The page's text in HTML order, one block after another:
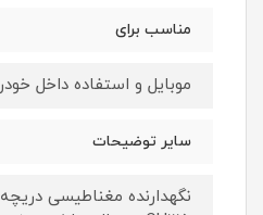
مناسب برای
موبایل و استفاده داخل
سایر توضیحات